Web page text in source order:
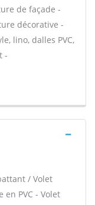
de façade -
décorative -
lino, dalles PVC,
-
/ Volet
PVC - Volet